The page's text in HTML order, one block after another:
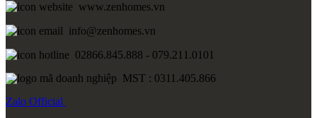
www.zenhomes.vn
info@zenhomes.vn
02866.845.888 - 079.211.0101
MST : 0311.405.866
Zalo Official